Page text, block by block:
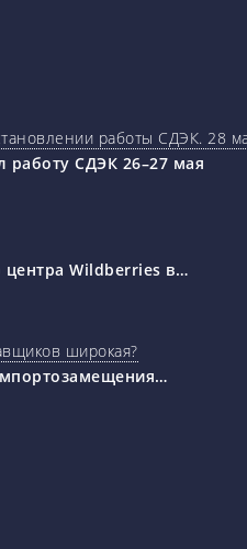
работы СДЭК. 28
работу СДЭК 26–27 мая
центра Wildberries в…
широкая?